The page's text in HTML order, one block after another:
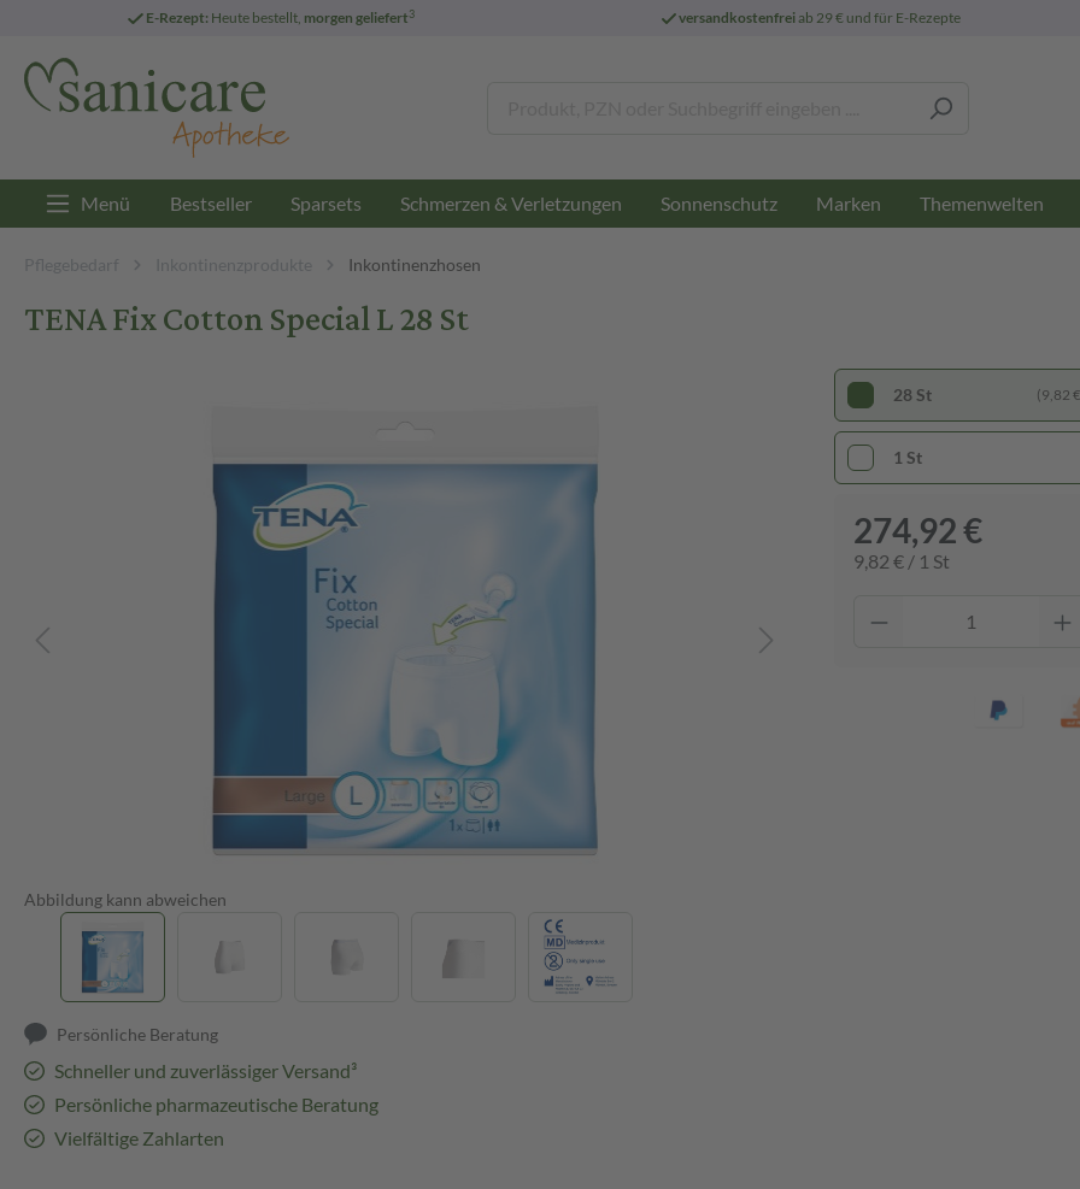
E-Rezept: Heute bestellt, morgen geliefert3 versandkostenfreiab 29 € und für E-Rezepte
Menü Bestseller Sparsets Schmerzen & Verletzungen Sonnenschutz Marken Themenwelten
Pflegebedarf Inkontinenzprodukte Inkontinenzhosen
TENA Fix Cotton Special L 28 St
Abbildung kann abweichen
Persönliche Beratung
Schneller und zuverlässiger Versand³
Persönliche pharmazeutische Beratung
Vielfältige Zahlarten
28 St (9,82
1 St
274,92 €
9,82 € / 1 St